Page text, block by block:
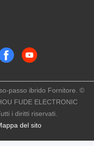
del sito
passo ibrido Fornitore. ©
FUDE ELECTRONIC
i diritti riservati.